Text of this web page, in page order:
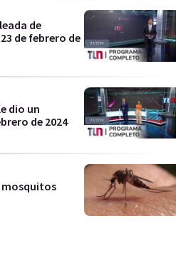
de
de febrero de
dio un
de 2024